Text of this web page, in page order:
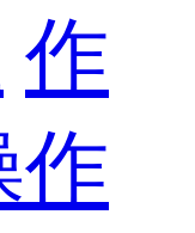
作
作